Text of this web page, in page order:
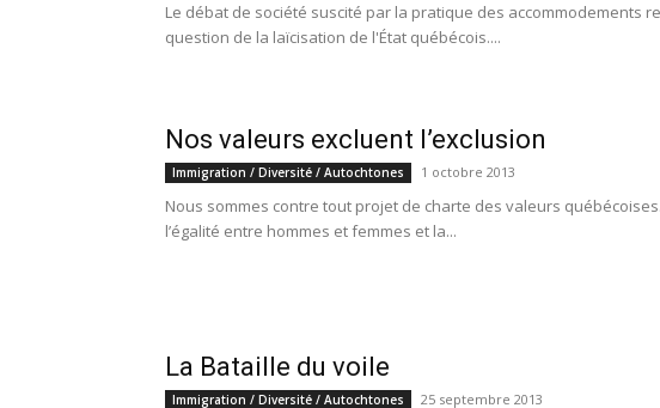
Le débat de société suscité par la pratique des accommodements
question de la laïcisation de l'État québécois....
Nos valeurs excluent l’exclusion
Immigration / Diversité / Autochtones 1 octobre 2013
Nous sommes contre tout projet de charte des valeurs
l’égalité entre hommes et femmes et la...
La Bataille du voile
Immigration / Diversité / Autochtones 25 septembre 2013